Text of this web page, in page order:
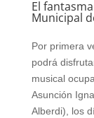
El
Municipal
Por primera
podrá
musical
Asunción
Alberdi), los